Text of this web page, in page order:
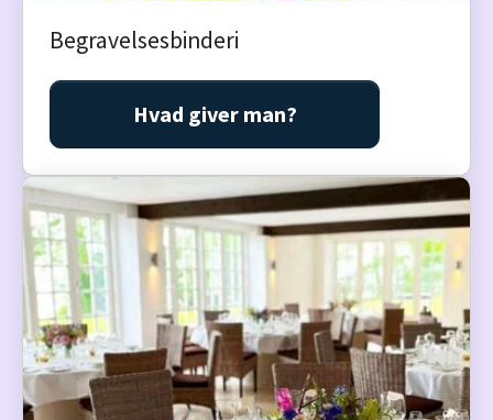
Begravelsesbinderi
Hvad giver man?